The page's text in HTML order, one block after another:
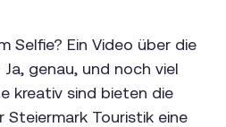
Selfie? Ein Video über die
genau, und noch viel
kreativ sind bieten die
Steiermark Touristik eine